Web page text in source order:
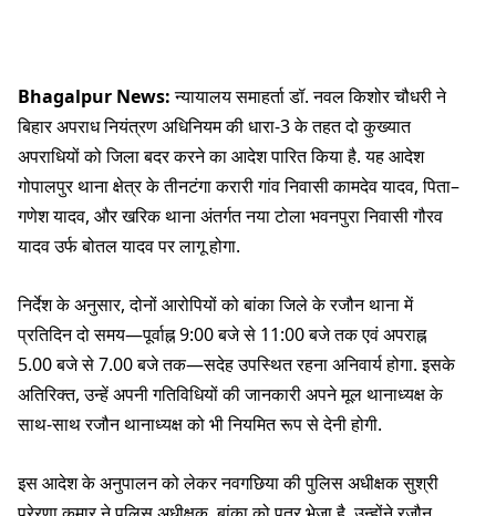
Bhagalpur News:न्यायालय समाहर्ता डॉ. नवल किशोर चौधरी ने
बिहार अपराध नियंत्रण अधिनियम की धारा-3 के तहत दो कुख्यात
अपराधियों को जिला बदर करने का आदेश पारित किया है. यह आदेश
गोपालपुर थाना क्षेत्र के तीनटंगा करारी गांव निवासी कामदेव यादव, पिता–
गणेश यादव, और खरिक थाना अंतर्गत नया टोला भवनपुरा निवासी गौरव
यादव उर्फ बोतल यादव पर लागू होगा.
निर्देश के अनुसार, दोनों आरोपियों को बांका जिले के रजौन थाना में
प्रतिदिन दो समय—पूर्वाह्न 9:00 बजे से 11:00 बजे तक एवं अपराह्न
5.00 बजे से 7.00 बजे तक—सदेह उपस्थित रहना अनिवार्य होगा. इसके
अतिरिक्त, उन्हें अपनी गतिविधियों की जानकारी अपने मूल थानाध्यक्ष के
साथ-साथ रजौन थानाध्यक्ष को भी नियमित रूप से देनी होगी.
इस आदेश के अनुपालन को लेकर नवगछिया की पुलिस अधीक्षक सुश्री